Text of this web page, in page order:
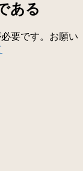
ある
要です。お願い